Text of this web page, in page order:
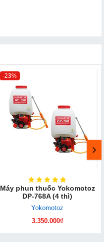
-23%
Máy phun thuốc Yokomotoz
DP-768A (4 thì)
Yokomotoz
3.350.000₫